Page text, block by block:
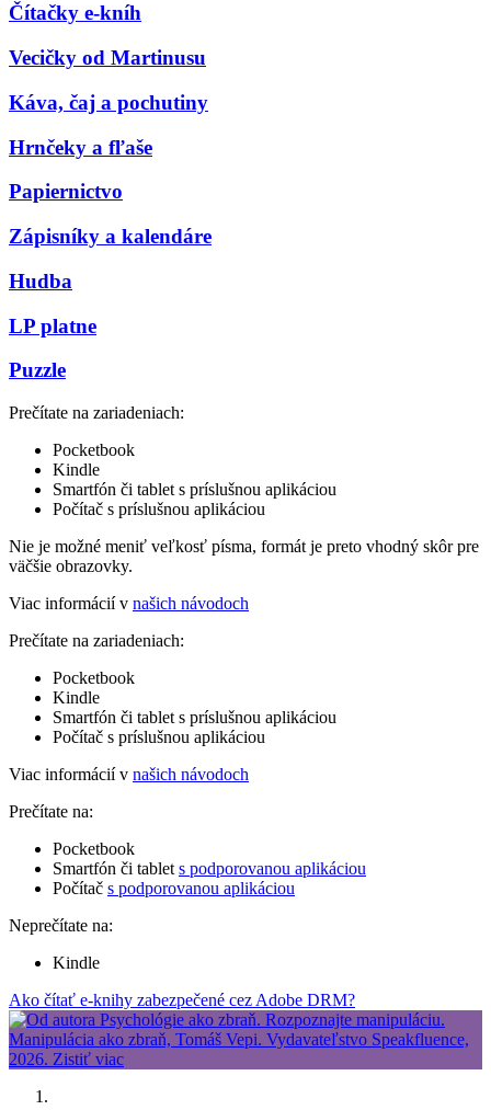
Čítačky e-kníh
Vecičky od Martinusu
Káva, čaj a pochutiny
Hrnčeky a fľaše
Papiernictvo
Zápisníky a kalendáre
Hudba
LP platne
Puzzle
Prečítate na zariadeniach:
Pocketbook
Kindle
Smartfón či tablet s príslušnou aplikáciou
Počítač s príslušnou aplikáciou
Nie je možné meniť veľkosť písma, formát je preto vhodný skôr pre
väčšie obrazovky.
Viac informácií v našich návodoch
Prečítate na zariadeniach:
Pocketbook
Kindle
Smartfón či tablet s príslušnou aplikáciou
Počítač s príslušnou aplikáciou
Viac informácií v našich návodoch
Prečítate na:
Pocketbook
Smartfón či tablet s podporovanou aplikáciou
Počítač s podporovanou aplikáciou
Neprečítate na:
Kindle
Ako čítať e-knihy zabezpečené cez Adobe DRM?